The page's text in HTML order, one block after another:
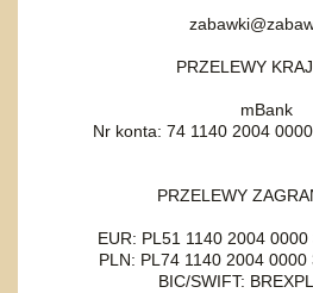
PRZELEWY
mBank
Nr konta: 74 1140 2004
PRZELEWY
EUR: PL51 1140 2004
PLN: PL74 1140 2004
BIC/SWIFT: